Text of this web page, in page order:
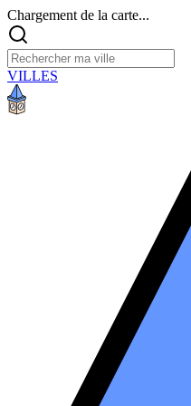
Chargement de la carte...
VILLES